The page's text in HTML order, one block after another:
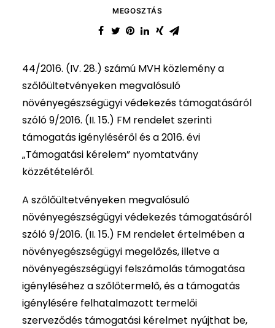
MEGOSZTÁS
44/2016. (IV. 28.) számú MVH közlemény a
szőlőültetvényeken megvalósuló
növényegészségügyi védekezés támogatásáról
szóló 9/2016. (II. 15.) FM rendelet szerinti
támogatás igényléséről és a 2016. évi
„Támogatási kérelem” nyomtatvány
közzétételéről.
A szőlőültetvényeken megvalósuló
növényegészségügyi védekezés támogatásáról
szóló 9/2016. (II. 15.) FM rendelet értelmében a
növényegészségügyi megelőzés, illetve a
növényegészségügyi felszámolás támogatása
igényléséhez a szőlőtermelő, és a támogatás
igénylésére felhatalmazott termelői
szerveződés támogatási kérelmet nyújthat be,